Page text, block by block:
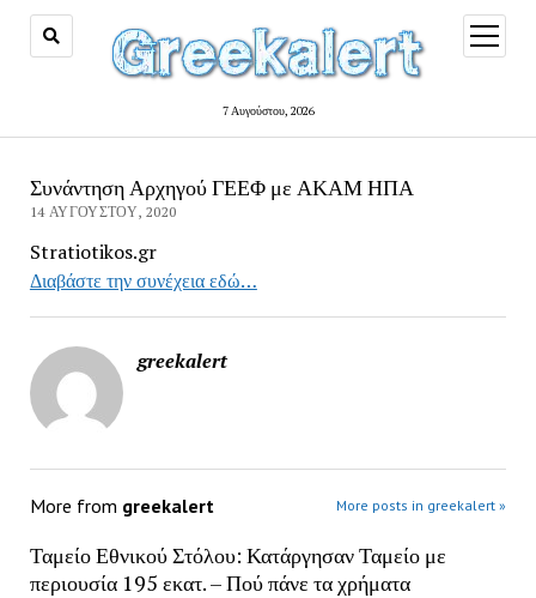
7 Αυγούστου, 2026
open
menu
Συνάντηση Αρχηγού ΓΕΕΦ με ΑΚΑΜ ΗΠΑ
14 ΑΥΓΟΎΣΤΟΥ, 2020
Stratiotikos.gr
Διαβάστε την συνέχεια εδώ…
greekalert
More from greekalert More posts in greekalert »
Ταμείο Εθνικού Στόλου: Κατάργησαν Ταμείο με
περιουσία 195 εκατ. – Πού πάνε τα χρήματα